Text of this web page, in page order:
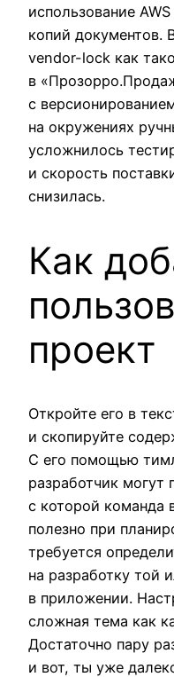
использование
копий документов.
vendor-lock как
в
с
на окружениях
усложнилось
и скорость
снизилась.
Как
проект
Откройте его в
и скопируйте
С его помощью
разработчик могут
с которой команда
полезно при
требуется
на разработку той
в приложении.
сложная тема как
Достаточно пару
и вот, ты уже